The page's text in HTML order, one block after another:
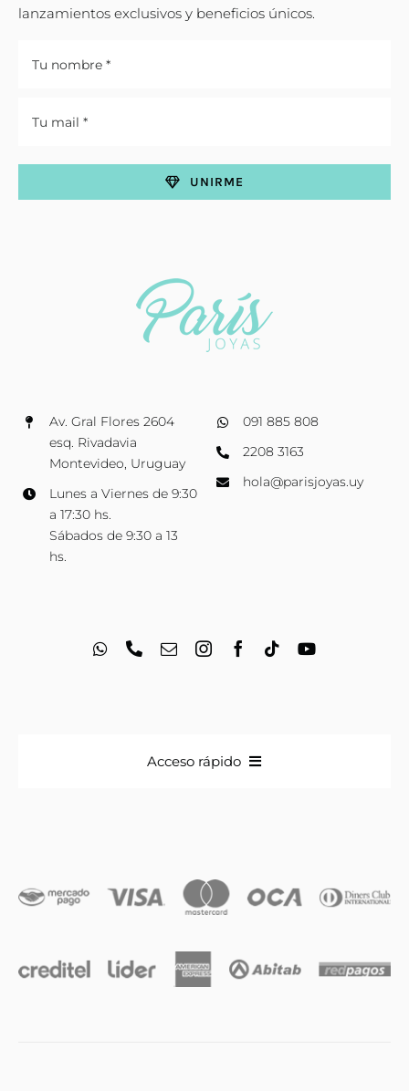
Av. Gral Flores 2604
esq. Rivadavia
Montevideo, Uruguay
Lunes a Viernes de 9:30
a 17:30 hs.
Sábados de 9:30 a 13
hs.
091 885 808
2208 3163
hola@parisjoyas.uy
lanzamientos exclusivos y beneficios únicos.
UNIRME
Acceso rápido
Iniciales